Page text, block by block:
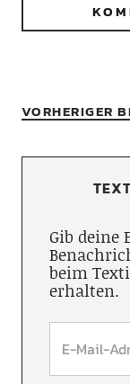
VORHERIGER
Gib deine
beim
erhalten.